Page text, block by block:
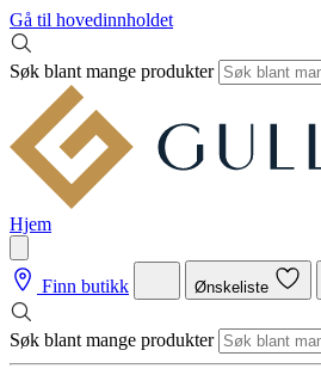
Gå til hovedinnholdet
Søk blant mange produkter
Hjem
Finn butikk Ønskeliste
Søk blant mange produkter